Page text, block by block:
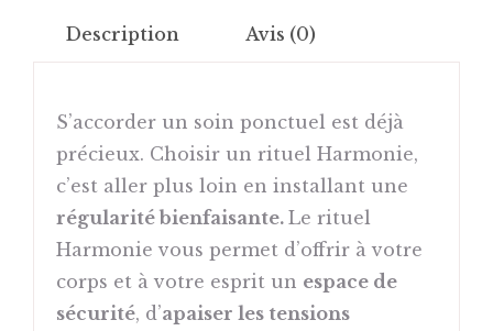
Description Avis (0)
S’accorder un soin ponctuel est déjà
précieux. Choisir un rituel Harmonie,
c’est aller plus loin en installant une
régularité bienfaisante. Le rituel
Harmonie vous permet d’offrir à votre
corps et à votre esprit un espace de
sécurité, d’apaiser les tensions